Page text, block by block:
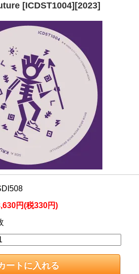
[ICDST1004][2023]
円(税330円)